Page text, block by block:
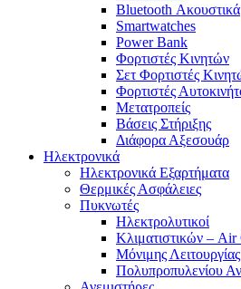
Bluetooth Ακουστικά
Smartwatches
Power Bank
Φορτιστές Κινητών
Σετ Φορτιστές
Φορτιστές
Μετατροπείς
Βάσεις Στήριξης
Διάφορα Αξεσουάρ
Ηλεκτρονικά
Ηλεκτρονικά Εξαρτήματα
Θερμικές Ασφάλειες
Πυκνωτές
Ηλεκτρολυτικοί
Κλιματιστικών –
Μόνιμης Λειτουργίας
Πολυπροπυλενίου